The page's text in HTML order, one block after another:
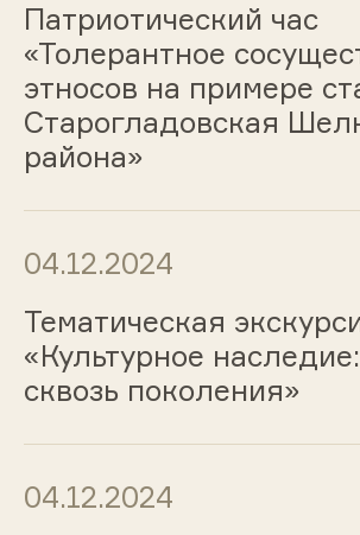
Патриотический час
«Толерантное
этносов на примере
Старогладовская
района»
04.12.2024
Тематическая
«Культурное
сквозь поколения»
04.12.2024